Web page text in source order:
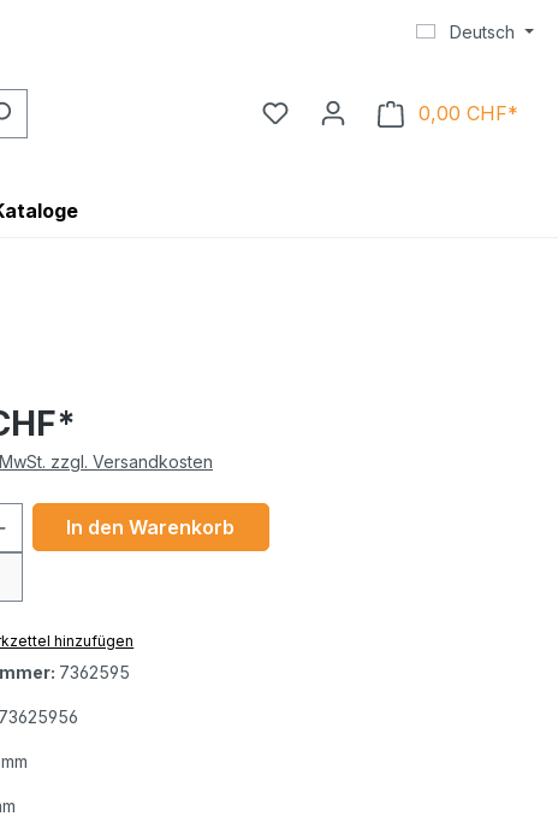
Deutsch
0,00 CHF*
zzgl. Versandkosten
Anzahl: Gib den gewünschten Wert
In den Warenkorb
hinzufügen
7362595